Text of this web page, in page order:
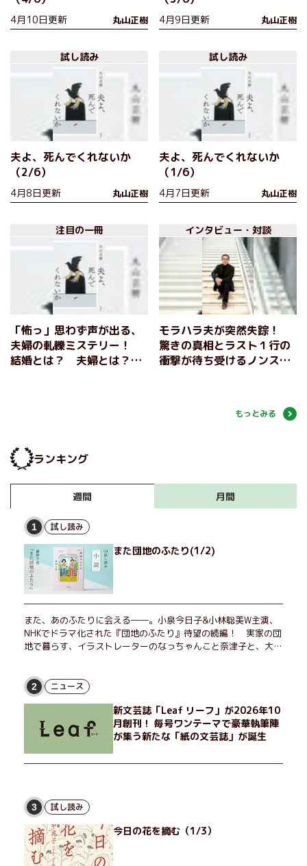
4月10日更新 丸山正樹 4月9日更新 丸山正樹
試し読み
夫よ、死んでくれないか
（2/6）
4月8日更新 丸山正樹
試し読み
夫よ、死んでくれないか
（1/6）
4月7日更新 丸山正樹
注目の一冊
「怖っ」思わず声が出る、
夫婦の軋轢ミステリー！
結婚とは？ 夫婦とは？
インタビュー・対談
モラハラ夫が突然失踪！
驚きの真相とラスト１行の
衝撃が待ち受けるノンスト
もっとみる
ランキング
週間 月間
1 試し読み
また団地のふたり(1/2)
また、あのふたりに会える――。小泉今日子&小林聡美W主演、
NHKでドラマ化された『団地のふたり』待望の続編！ 実家の団
地で暮らす、イラストレーターのなっちゃんこと奈津子と、大学
げたり、部屋でふたりだけの「台湾映画祭」を催したり。50代
独身、幼なじみの変わらぬ友情とささやかな幸せの日々を描く。
2 ニュース
新文芸誌「Leaf リーフ」が2026年10
月創刊！ 毎号ワンテーマで豪華執筆陣
が集う新たな「紙の文芸誌」が誕生
3 試し読み
今日の花を摘む（1/3）